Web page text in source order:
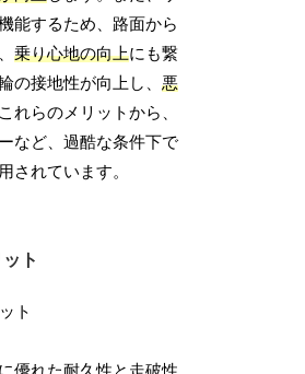
能するため、路面から
乗り心地の向上にも繋
の接地性が向上し、悪
れらのメリットから、
など、過酷な条件下で
されています。
ト